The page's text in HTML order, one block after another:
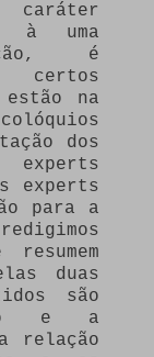
à uma
é
certos
na
dos
experts
para a
duas
são
e a
relação